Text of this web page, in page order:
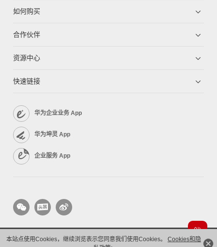
本站点使用Cookies，继续浏览表示您同意我们使用Cookies。 Cookies和隐
如何购买
合作伙伴
资源中心
快速链接
华为企业业务 App
华为坤灵 App
企业服务 App
版权所有 © 华为技术有限公司 1998-2026。 保留一切权利。粤A2-20044005号